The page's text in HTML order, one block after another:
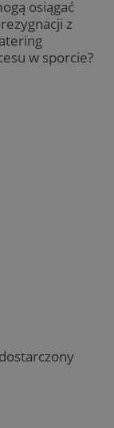
osiągać
z
w sporcie?